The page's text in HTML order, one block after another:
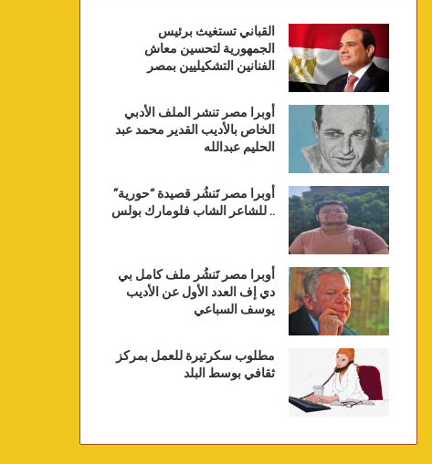
القباني تستغيث برئيس
الجمهورية لتحسين معاش
الفنانين التشكيليين بمصر
أوبرا مصر تنشر الملف الأدبي
الخاص بالأديب القدير محمد عبد
الحليم عبدالله
أوبرا مصر تَنشُر قصيدة “حورية”
.. للشاعر الشاب فلومارك بولس
أوبرا مصر تَنشُر ملف كامل بي
دي إف العدد الأول عن الأديب
يوسف السباعي
مطلوب سكرتيرة للعمل بمركز
ثقافي بوسط البلد